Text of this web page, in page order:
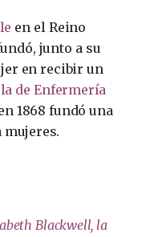
en el Reino
junto a su
en recibir un
de Enfermería
1868 fundó una
Blackwell, la